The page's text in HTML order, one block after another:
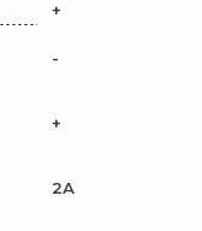
+
-
+
2А